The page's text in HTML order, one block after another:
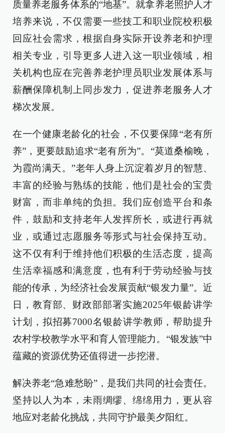
质量养老服务体系的“地基”。就拿养老照护人才
培养来说，不仅需要一些技工和职业院校积极
回应社会需求，根据自身实际开设养老和护理
相关专业，引导更多人进入这一职业领域，相
关机构也应在完善养老护理员职业发展体系与
薪酬保障机制上同步发力，促进养老服务人才
梯次发展。
在一个健康老龄化的社会，不仅要保障“老有所
养”，更要鼓励追求“老有所为”。“莫道桑榆晚，
为霞尚满天。”老年人身上沉淀着岁月的智慧、
丰富的经验与熟练的技能，他们是社会的宝贵
财富，而非单纯的负担。我们应创造平台和条
件，鼓励和支持老年人发挥所长，或进行再就
业，或通过志愿服务等形式与社会保持互动。
这不仅有利于维持他们积极的生活态度，提高
生活幸福感和满意度，也有利于劳动经验与技
能的传承，为经济社会发展贡献“银发力量”。近
日，教育部、财政部部署实施2025年银龄讲学
计划，拟招募7000名银龄讲学教师，帮助提升
农村学校教学水平和育人管理能力。“银发族”中
蕴藏的资源优势还值得进一步挖潜。
解决养老“急难愁盼”，是我们共同的社会责任。
坚持以人为本，未雨绸缪、绵绵用力，更从容
地应对老龄化挑战，共同守护最美夕阳红。